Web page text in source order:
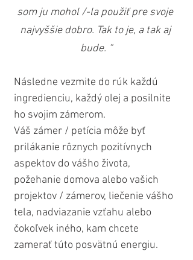
som ju mohol /-la použiť pre svoje
najvyššie dobro. Tak to je, a tak aj
bude. “
Následne vezmite do rúk každú
ingredienciu, každý olej a posilnite
ho svojim zámerom.
Váš zámer / petícia môže byť
prilákanie rôznych pozitívnych
aspektov do vášho života,
požehanie domova alebo vašich
projektov / zámerov, liečenie vášho
tela, nadviazanie vzťahu alebo
čokoľvek iného, ​​kam chcete
zamerať túto posvätnú energiu.